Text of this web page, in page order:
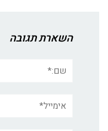
השארת תגובה